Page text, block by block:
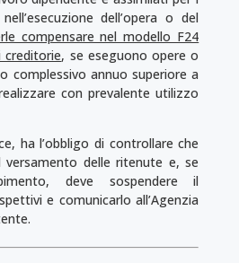
dell’opera o del
compensare nel modello F24
creditorie, se eseguono opere o
complessivo annuo superiore a
con prevalente utilizzo
ha l’obbligo di controllare che
versamento delle ritenute e, se
deve sospendere il
e comunicarlo all’Agenzia